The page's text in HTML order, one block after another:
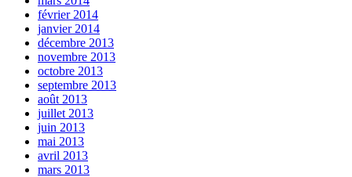
février 2014
janvier 2014
décembre 2013
novembre 2013
octobre 2013
septembre 2013
août 2013
juillet 2013
juin 2013
mai 2013
avril 2013
mars 2013